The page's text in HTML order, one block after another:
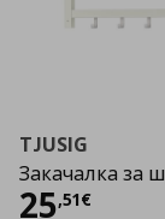
TJUSIG
Закачалка за
25,51€
Цена